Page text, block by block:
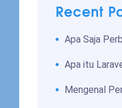
Recent
Apa Saja
Apa itu
Mengenal